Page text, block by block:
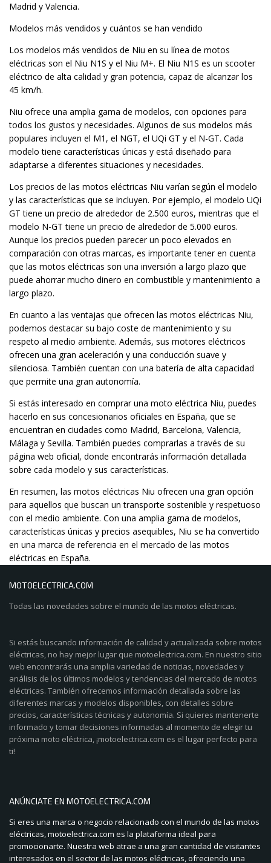
Madrid y Valencia.
Modelos más vendidos y cuántos se han vendido
Los modelos más vendidos de Niu en su línea de motos
eléctricas son el Niu N1S y el Niu M+. El Niu N1S es un scooter
eléctrico de alta calidad y gran potencia, capaz de alcanzar los
45 km/h.
Niu ofrece una amplia gama de modelos, con opciones para
todos los gustos y necesidades. Algunos de sus modelos más
populares incluyen el M1, el NGT, el UQi GT y el N-GT. Cada
modelo tiene características únicas y está diseñado para
adaptarse a diferentes situaciones y necesidades.
Los precios de las motos eléctricas Niu varían según el modelo
y las características que se incluyen. Por ejemplo, el modelo UQi
GT tiene un precio de alrededor de 2.500 euros, mientras que el
modelo N-GT tiene un precio de alrededor de 5.000 euros.
Aunque los precios pueden parecer un poco elevados en
comparación con otras marcas, es importante tener en cuenta
que las motos eléctricas son una inversión a largo plazo que
puede ahorrar mucho dinero en combustible y mantenimiento a
largo plazo.
En cuanto a las ventajas que ofrecen las motos eléctricas Niu,
podemos destacar su bajo coste de mantenimiento y su
respeto al medio ambiente. Además, sus motores eléctricos
ofrecen una gran aceleración y una conducción suave y
silenciosa. También cuentan con una batería de alta capacidad
que permite una gran autonomía.
Si estás interesado en comprar una moto eléctrica Niu, puedes
hacerlo en sus concesionarios oficiales en España, que se
encuentran en ciudades como Madrid, Barcelona, Valencia,
Málaga y Sevilla. También puedes comprarlas a través de su
página web oficial, donde encontrarás información detallada
sobre cada modelo y sus características.
En resumen, las motos eléctricas Niu ofrecen una gran opción
para aquellos que buscan un transporte sostenible y respetuoso
con el medio ambiente. Con una amplia gama de modelos,
características únicas y precios asequibles, Niu se ha convertido
en una marca de referencia en el mercado de las motos
eléctricas en España.
MOTOELECTRICA.COM
Todas las novedades sobre el mundo de las motos eléctricas.
Si estás buscando información de calidad y actualizada sobre motos
eléctricas, no hay mejor lugar que motoelectrica.com. En nuestro sitio
web encontrarás una amplia variedad de noticias, novedades y
análisis de los últimos modelos y tendencias del mercado de motos
eléctricas. También ofrecemos información detallada sobre las
diferentes marcas y modelos disponibles, con detalles sobre
precios, características técnicas y autonomía. Si quieres mantenerte
informado y tomar decisiones informadas al momento de elegir tu
próxima moto eléctrica, ¡motoelectrica.com es el lugar perfecto para
ti!
ANÚNCIATE EN MOTOELECTRICA.COM
Si eres una marca o negocio relacionado con el mundo de las motos
eléctricas, motoelectrica.com es la plataforma ideal para
promocionarte. Nuestra web atrae a una gran cantidad de visitantes
interesados en el sector de las motos eléctricas, ofreciendo una